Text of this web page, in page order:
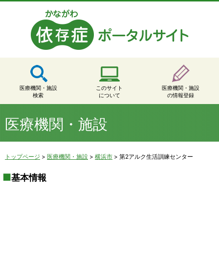
医療機関・施設
検索
このサイト
について
医療機関・施設
の情報登録
医療機関・施設
トップページ > 医療機関・施設 > 横浜市 > 第2アルク生活訓練センター
基本情報